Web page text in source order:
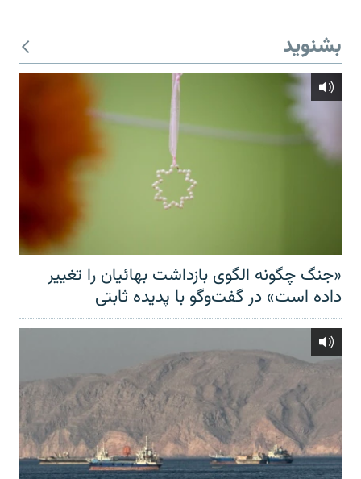
بشنوید
«جنگ چگونه الگوی بازداشت بهائیان را تغییر
داده است» در گفت‌وگو با پدیده ثابتی